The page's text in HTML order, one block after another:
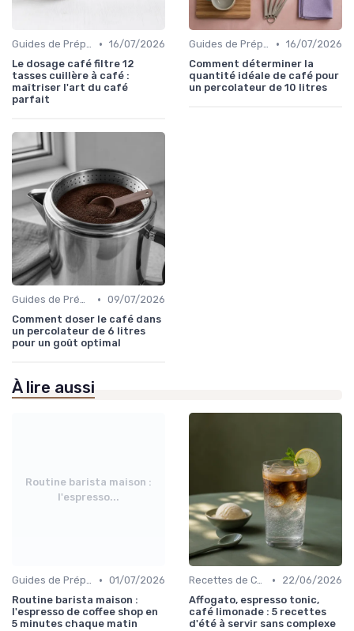
Guides de Préparation • 16/07/2026
Le dosage café filtre 12
tasses cuillère à café :
maîtriser l'art du café
parfait
Guides de Préparation • 16/07/2026
Comment déterminer la
quantité idéale de café pour
un percolateur de 10 litres
Guides de Préparation • 09/07/2026
Comment doser le café dans
un percolateur de 6 litres
pour un goût optimal
À lire aussi
Routine barista maison :
l'espresso...
Guides de Préparation • 01/07/2026
Routine barista maison :
l'espresso de coffee shop en
5 minutes chaque matin
Recettes de Café Maison •
22/06/2026
Affogato, espresso tonic,
café limonade : 5 recettes
d'été à servir sans complexe